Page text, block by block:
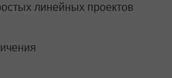
линейных проектов